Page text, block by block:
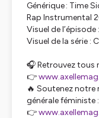
Générique : Time
Rap Instrumental
Visuel de l’épisode
Visuel de la série :
🎧 Retrouvez tous
👉
🔥 Soutenez
générale féministe :
👉